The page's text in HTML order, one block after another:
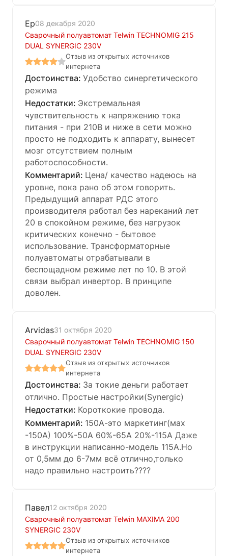
Ер08 декабря 2020
Сварочный полуавтомат Telwin TECHNOMIG 215
DUAL SYNERGIC 230V
Отзыв из открытых источников
интернета
Удобство синергетического
режима
Экстремальная
чувствительность к напряжению тока
питания - при 210В и ниже в сети можно
просто не подходить к аппарату, вынесет
мозг отсутствием полным
работоспособности.
Цена/ качество надеюсь на
уровне, пока рано об этом говорить.
Предыдущий аппарат РДС этого
производителя работал без нареканий лет
20 в спокойном режиме, без нагрузок
критических конечно - бытовое
использование. Трансформаторные
полуавтоматы отрабатывали в
беспощадном режиме лет по 10. В этой
связи выбрал инвертор. В принципе
доволен.
Arvidas31 октября 2020
Сварочный полуавтомат Telwin TECHNOMIG 150
DUAL SYNERGIC 230V
Отзыв из открытых источников
интернета
За токие деньги работает
отлично. Простые настройки(Synergic)
Короткокие провода.
150А-это маркетинг(мах
-150А) 100%-50А 60%-65А 20%-115А Даже
в инструкции написанно-модель 115А.Но
от 0,5мм до 6-7мм всё отлично,только
надо правильно настроить????
Павел12 октября 2020
Сварочный полуавтомат Telwin MAXIMA 200
SYNERGIC 230V
Отзыв из открытых источников
интернета